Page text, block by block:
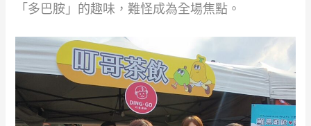
「多巴胺」的趣味，難怪成為全場焦點。